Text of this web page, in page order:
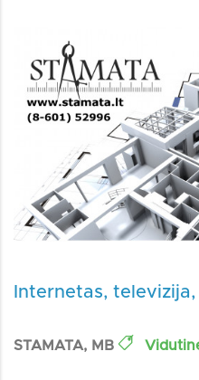
Internetas,
STAMATA, MB